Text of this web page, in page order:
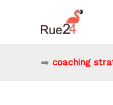
contenu
➡️ coaching